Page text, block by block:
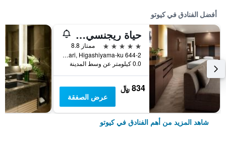
أفضل الفنادق في كيوتو
حياة ريجنسي كيوتو
5 نجوم
ممتاز 8.8
644-2 Sanjusangendo-Mawari, Higashiyama-ku, كيوتو, اليابان
0.0 كيلومتر عن وسط المدينة
834 ﷼
عرض الصفقة
شاهد المزيد من أهم الفنادق في كيوتو